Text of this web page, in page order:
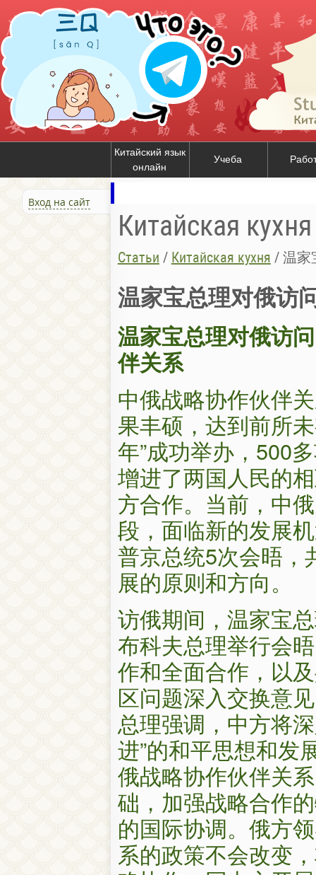
Китайский язык
онлайн
Учеба
Вход на сайт
Китайская кухня
Статьи / Китайская кухня / 温家
温家宝总理对俄访
温家宝总理对俄访
伴关系
中俄战略协作伙伴
果丰硕，达到前所
年”成功举办，500
增进了两国人民的
方合作。当前，中
段，面临新的发展
普京总统5次会晤，
展的原则和方向。
访俄期间，温家宝
布科夫总理举行会
作和全面合作，以
区问题深入交换意
总理强调，中方将
进”的和平思想和发
俄战略协作伙伴关
础，加强战略合作
的国际协调。俄方
系的政策不会改变